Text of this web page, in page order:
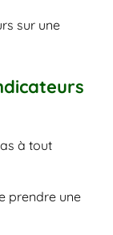
sur une
à tout
prendre une